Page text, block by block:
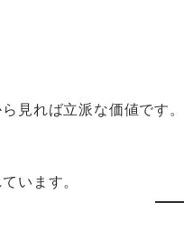
見れば立派な価値です。
います。